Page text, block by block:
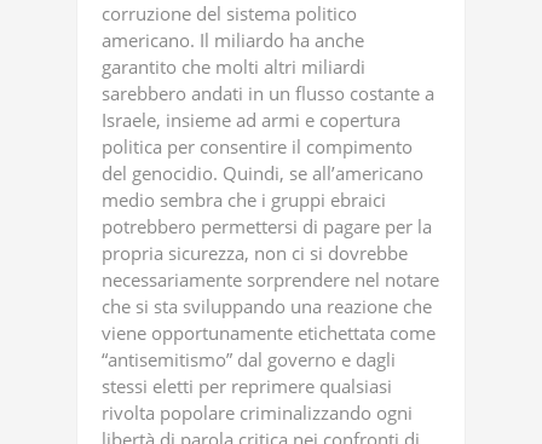
corruzione del sistema politico
americano. Il miliardo ha anche
garantito che molti altri miliardi
sarebbero andati in un flusso costante a
Israele, insieme ad armi e copertura
politica per consentire il compimento
del genocidio. Quindi, se all’americano
medio sembra che i gruppi ebraici
potrebbero permettersi di pagare per la
propria sicurezza, non ci si dovrebbe
necessariamente sorprendere nel notare
che si sta sviluppando una reazione che
viene opportunamente etichettata come
“antisemitismo” dal governo e dagli
stessi eletti per reprimere qualsiasi
rivolta popolare criminalizzando ogni